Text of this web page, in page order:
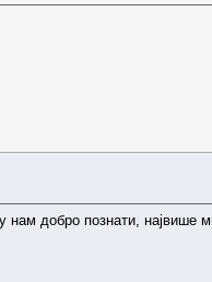
нам добро познати,